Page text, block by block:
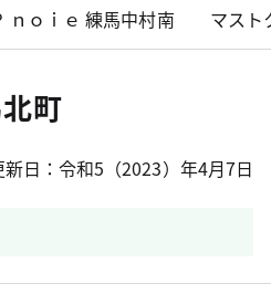
ｎｏｉｅ 練馬中村南 マスト
町
日：令和5（2023）年4月7日